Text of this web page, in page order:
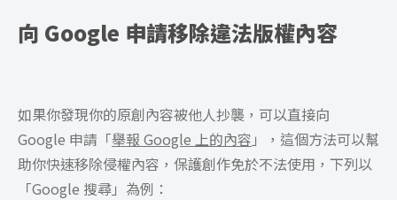
向 Google 申請移除違法版權內容
如果你發現你的原創內容被他人抄襲，可以直接向
Google 申請「舉報 Google 上的內容 」，這個方法可以幫
助你快速移除侵權內容，保護創作免於不法使用，下列以
「Google 搜尋」為例：